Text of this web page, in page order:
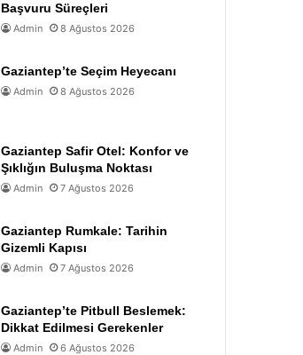
Başvuru Süreçleri
Admin 8 Ağustos 2026
Gaziantep’te Seçim Heyecanı
Admin 8 Ağustos 2026
Gaziantep Safir Otel: Konfor ve
Şıklığın Buluşma Noktası
Admin 7 Ağustos 2026
Gaziantep Rumkale: Tarihin
Gizemli Kapısı
Admin 7 Ağustos 2026
Gaziantep’te Pitbull Beslemek:
Dikkat Edilmesi Gerekenler
Admin 6 Ağustos 2026